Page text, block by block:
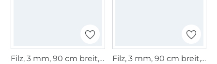
Filz, 3 mm, 90 cm breit, dunkelgrün Filz, 3 mm, 90 cm breit, weiss